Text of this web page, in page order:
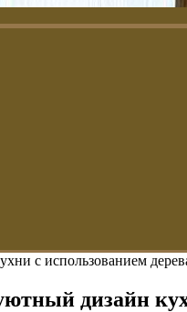
с использованием
дизайн